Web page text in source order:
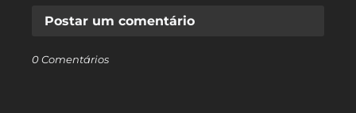
Postar um comentário
0 Comentários